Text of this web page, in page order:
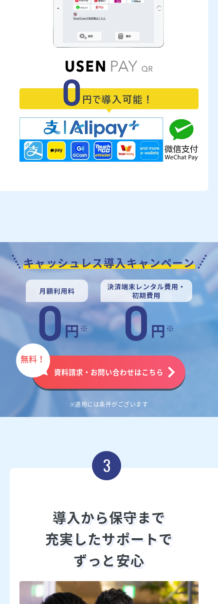
キャッシュレス導入キャンペーン
無料！
資料請求・お問い合わせはこちら
※適用には条件がございます
3
導入から保守まで
充実したサポートで
ずっと安心